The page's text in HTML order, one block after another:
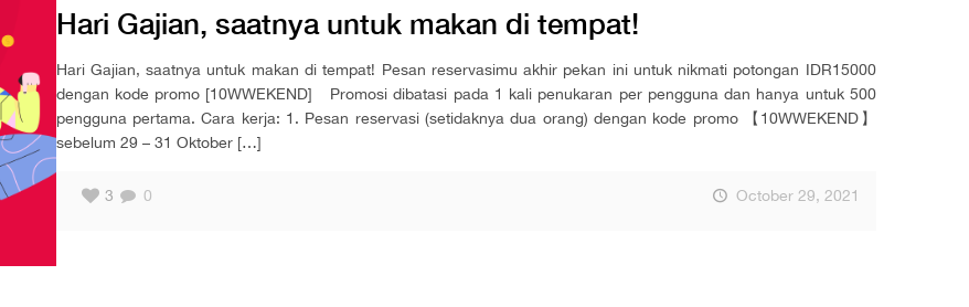
Hari Gajian, saatnya untuk makan di tempat!
Hari Gajian, saatnya untuk makan di tempat! Pesan reservasimu akhir pekan ini untuk nikmati potongan IDR15000
dengan kode promo [10WWEKEND] Promosi dibatasi pada 1 kali penukaran per pengguna dan hanya untuk 500
pengguna pertama. Cara kerja: 1. Pesan reservasi (setidaknya dua orang) dengan kode promo 【10WWEKEND】
sebelum 29 – 31 Oktober[…]
3 0 October 29, 2021